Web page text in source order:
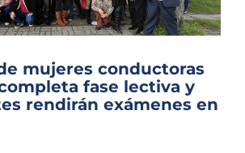
Noticias
Columnas
Música Clásica
mujeres conductoras
fase lectiva y
rendirán exámenes en